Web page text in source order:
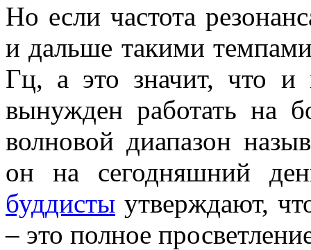
Но если частота
и дальше такими
Гц, а это значит, что и
вынужден работать на
волновой диапазон
он на сегодняшний
буддисты утверждают,
– это полное